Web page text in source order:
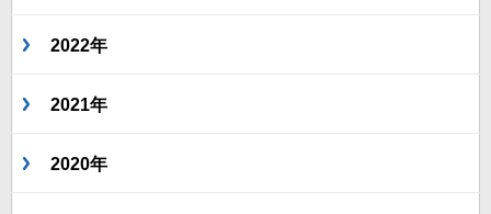
2022年
2021年
2020年